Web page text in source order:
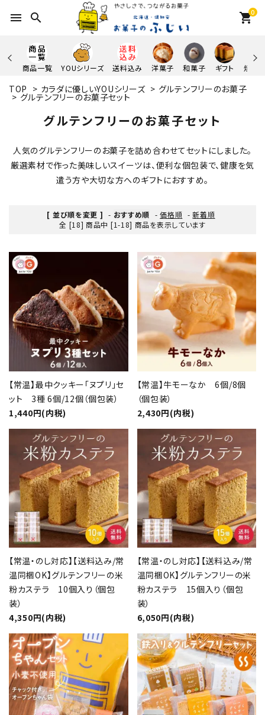
menu search 0
shopping_cart
商品一覧 YOUシリーズ 送料込み 洋菓子 和菓子 ギフト 焼き
TOP > カラダに優しいYOUシリーズ > グルテンフリーのお菓子
> グルテンフリーのお菓子セット
グルテンフリーのお菓子セット
人気のグルテンフリーのお菓子を詰め合わせてセットにしました。
厳選素材で作った美味しいスイーツは、便利な個包装で、健康を気
遣う方や大切な方へのギフトにおすすめ。
[ 並び順を変更 ] - おすすめ順 -価格順 -新着順
全 [18] 商品中 [1-18] 商品を表示しています
【常温】最中クッキー「ヌプリ」セ
ット 3種 6個/12個（個包装）
1,440円(内税)
【常温】牛モーなか 6個/8個
（個包装）
2,430円(内税)
【常温・のし対応】【送料込み/常
温同梱OK】グルテンフリーの米
粉カステラ 10個入り（個包
装）
4,350円(内税)
【常温・のし対応】【送料込み/常
温同梱OK】グルテンフリーの米
粉カステラ 15個入り（個包
装）
6,050円(内税)